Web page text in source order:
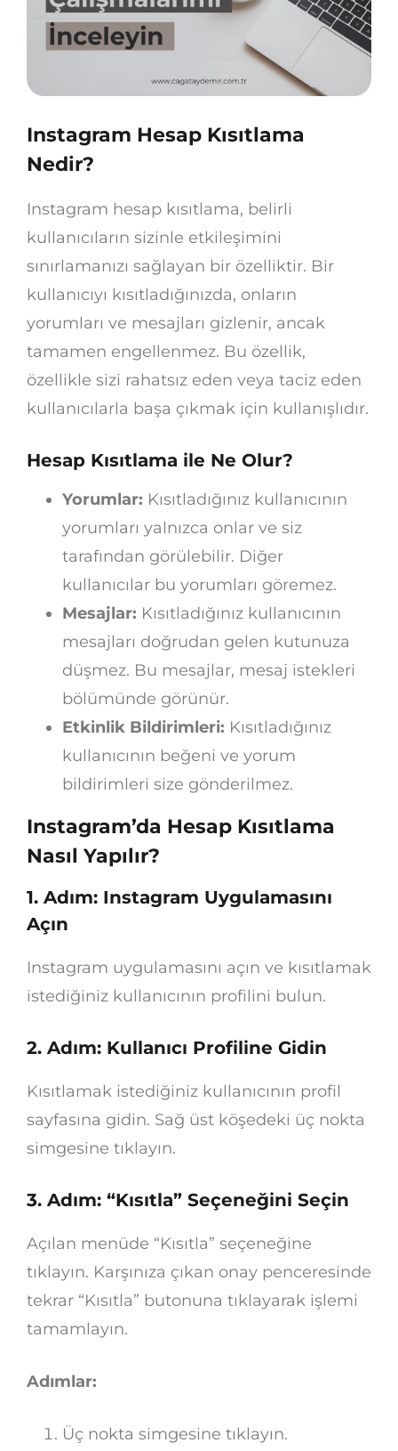
Instagram Hesap Kısıtlama
Nedir?
Instagram hesap kısıtlama, belirli
kullanıcıların sizinle etkileşimini
sınırlamanızı sağlayan bir özelliktir. Bir
kullanıcıyı kısıtladığınızda, onların
yorumları ve mesajları gizlenir, ancak
tamamen engellenmez. Bu özellik,
özellikle sizi rahatsız eden veya taciz eden
kullanıcılarla başa çıkmak için kullanışlıdır.
Hesap Kısıtlama ile Ne Olur?
Yorumlar: Kısıtladığınız kullanıcının
yorumları yalnızca onlar ve siz
tarafından görülebilir. Diğer
kullanıcılar bu yorumları göremez.
Mesajlar: Kısıtladığınız kullanıcının
mesajları doğrudan gelen kutunuza
düşmez. Bu mesajlar, mesaj istekleri
bölümünde görünür.
Etkinlik Bildirimleri: Kısıtladığınız
kullanıcının beğeni ve yorum
bildirimleri size gönderilmez.
Instagram’da Hesap Kısıtlama
Nasıl Yapılır?
1. Adım: Instagram Uygulamasını
Açın
Instagram uygulamasını açın ve kısıtlamak
istediğiniz kullanıcının profilini bulun.
2. Adım: Kullanıcı Profiline Gidin
Kısıtlamak istediğiniz kullanıcının profil
sayfasına gidin. Sağ üst köşedeki üç nokta
simgesine tıklayın.
3. Adım: “Kısıtla” Seçeneğini Seçin
Açılan menüde “Kısıtla” seçeneğine
tıklayın. Karşınıza çıkan onay penceresinde
tekrar “Kısıtla” butonuna tıklayarak işlemi
tamamlayın.
Adımlar:
Üç nokta simgesine tıklayın.